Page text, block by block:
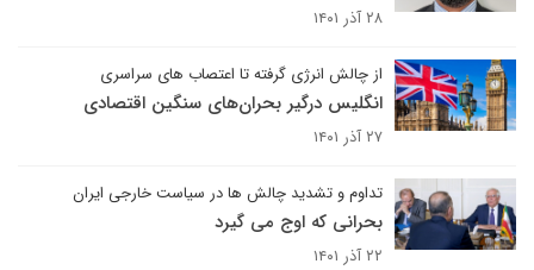
۲۸ آذر ۱۴۰۱
از چالش انرژی گرفته تا اعتصاب های سراسری
انگلیس درگیر بحران‌های سنگین اقتصادی
۲۷ آذر ۱۴۰۱
تداوم و تشدید چالش ها در سیاست خارجی ایران
بحرانی که اوج می گیرد
۲۲ آذر ۱۴۰۱